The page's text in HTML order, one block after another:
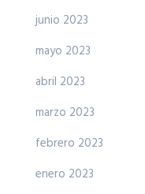
junio 2023
mayo 2023
abril 2023
marzo 2023
febrero 2023
enero 2023